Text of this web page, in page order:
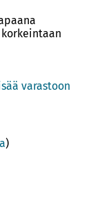
varastoon
)